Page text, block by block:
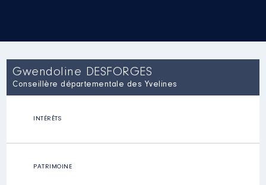
Gwendoline DESFORGES
Conseillère départementale des Yvelines
INTÉRÊTS
PATRIMOINE